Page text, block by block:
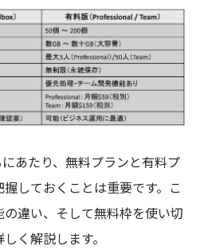
あたり、無料プランと有料プ
しておくことは重要です。こ
違い、そして無料枠を使い切
く解説します。